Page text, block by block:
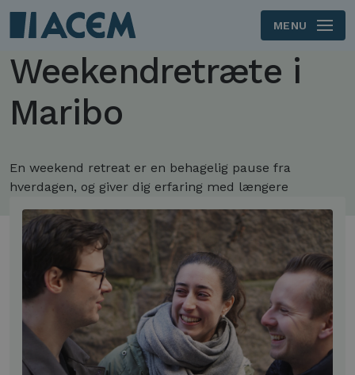
Skip to main content
MENU
Weekendretræte i
Maribo
En weekend retreat er en behagelig pause fra
hverdagen, og giver dig erfaring med længere
meditationer og vejledningsgrupper.